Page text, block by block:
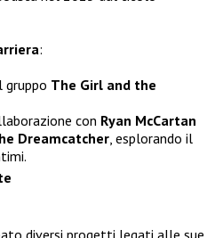
:
gruppo The Girl and the
con Ryan McCartan
Dreamcatcher, esplorando il